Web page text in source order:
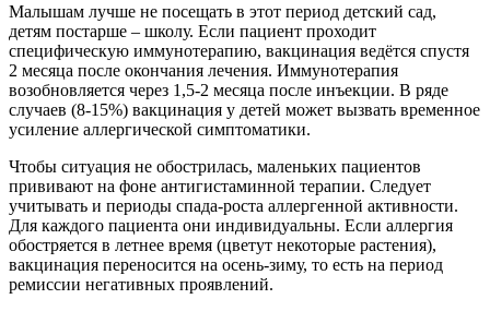
Малышам лучше не посещать в этот период детский сад,
детям постарше – школу. Если пациент проходит
специфическую иммунотерапию, вакцинация ведётся спустя
2 месяца после окончания лечения. Иммунотерапия
возобновляется через 1,5-2 месяца после инъекции. В ряде
случаев (8-15%) вакцинация у детей может вызвать временное
усиление аллергической симптоматики.
Чтобы ситуация не обострилась, маленьких пациентов
прививают на фоне антигистаминной терапии. Следует
учитывать и периоды спада-роста аллергенной активности.
Для каждого пациента они индивидуальны. Если аллергия
обостряется в летнее время (цветут некоторые растения),
вакцинация переносится на осень-зиму, то есть на период
ремиссии негативных проявлений.